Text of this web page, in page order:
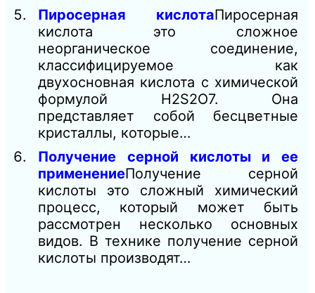
Пиросерная кислотаПиросерная
кислота это сложное
неорганическое соединение,
классифицируемое как
двухосновная кислота с химической
формулой H2S2O7. Она
представляет собой бесцветные
кристаллы, которые…
Получение серной кислоты и ее
применениеПолучение серной
кислоты это сложный химический
процесс, который может быть
рассмотрен несколько основных
видов. В технике получение серной
кислоты производят…